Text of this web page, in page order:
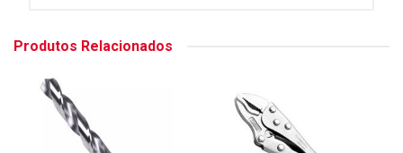
Produtos Relacionados